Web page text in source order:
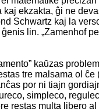
ekzakta, ĝi ne
Schwartz kaj la
lin. „Zamenhof
kaŭzas
tre malsama ol
por ni tiajn
simpleco,
restas multa libero